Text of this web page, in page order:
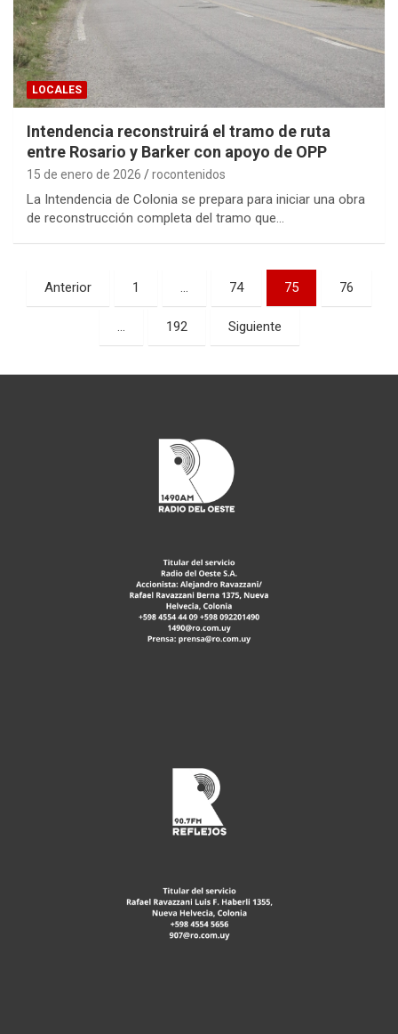
LOCALES
Intendencia reconstruirá el tramo de ruta
entre Rosario y Barker con apoyo de OPP
15 de enero de 2026 rocontenidos
La Intendencia de Colonia se prepara para iniciar una obra
de reconstrucción completa del tramo que…
Paginación
de
entradas
Anterior 1 74 75 76
192 Siguiente